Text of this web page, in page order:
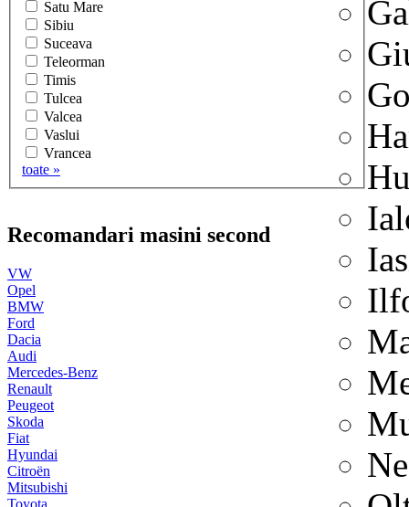
Satu Mare
Sibiu
Suceava
Teleorman
Timis
Tulcea
Valcea
Vaslui
Vrancea
toate »
Recomandari masini second
VW
Opel
BMW
Ford
Dacia
Audi
Mercedes-Benz
Renault
Peugeot
Skoda
Fiat
Hyundai
Citroën
Mitsubishi